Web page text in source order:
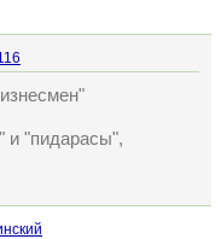
и "пидарасы",